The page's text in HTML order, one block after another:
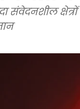
संवेदनशील